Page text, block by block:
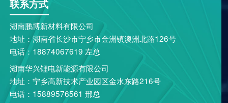
联系方式
湖南鹏博新材料有限公司
地址：湖南省长沙市宁乡市金洲镇澳洲北路126号
电话：18874067619 左总
湖南华兴锂电新能源有限公司
地址：宁乡高新技术产业园区金水东路216号
电话：15889576561 邢总